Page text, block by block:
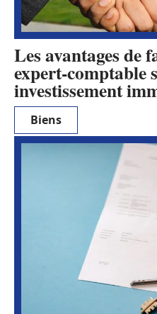
Les avantages de
expert-comptable
investissement
Biens